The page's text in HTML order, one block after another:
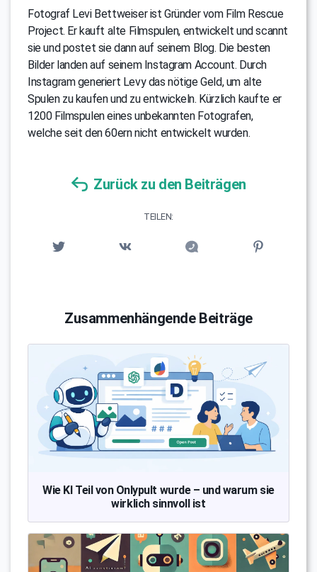
Fotograf Levi Bettweiser ist Gründer vom Film Rescue
Project. Er kauft alte Filmspulen, entwickelt und scannt
sie und postet sie dann auf seinem Blog. Die besten
Bilder landen auf seinem Instagram Account. Durch
Instagram generiert Levy das nötige Geld, um alte
Spulen zu kaufen und zu entwickeln. Kürzlich kaufte er
1200 Filmspulen eines unbekannten Fotografen,
welche seit den 60ern nicht entwickelt wurden.
Zurück zu den Beiträgen
TEILEN:
Zusammenhängende Beiträge
Wie KI Teil von Onlypult wurde – und warum sie
wirklich sinnvoll ist